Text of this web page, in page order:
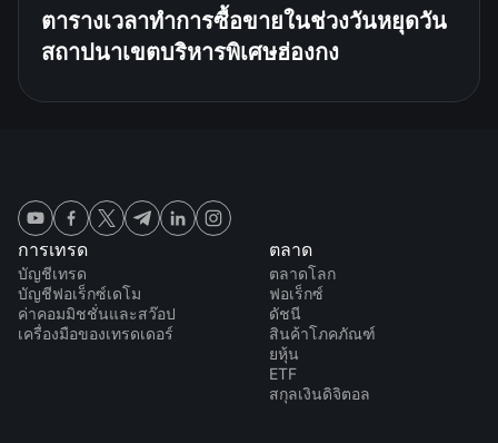
ตารางเวลาทำการซื้อขายในช่วงวันหยุดวัน
สถาปนาเขตบริหารพิเศษฮ่องกง
การเทรด
บัญชีเทรด
บัญชีฟอเร็กซ์เดโม
ค่าคอมมิชชั่นและสว๊อป
เครื่องมือของเทรดเดอร์
ตลาด
ตลาดโลก
ฟอเร็กซ์
ดัชนี
สินค้าโภคภัณฑ์
ยหุ้น
ETF
สกุลเงินดิจิตอล